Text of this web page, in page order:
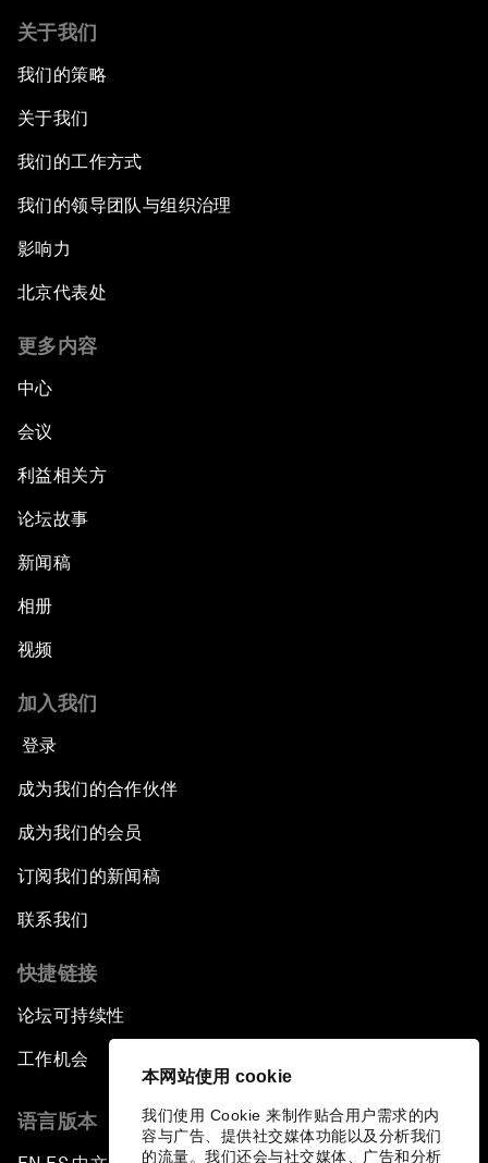
本网站使用 cookie
我们使用 Cookie 来制作贴合用户需求的内
容与广告、提供社交媒体功能以及分析我们
的流量。我们还会与社交媒体、广告和分析
关于我们
我们的策略
关于我们
我们的工作方式
我们的领导团队与组织治理
影响力
北京代表处
更多内容
中心
会议
利益相关方
论坛故事
新闻稿
相册
视频
加入我们
登录
成为我们的合作伙伴
成为我们的会员
订阅我们的新闻稿
联系我们
快捷链接
论坛可持续性
工作机会
语言版本